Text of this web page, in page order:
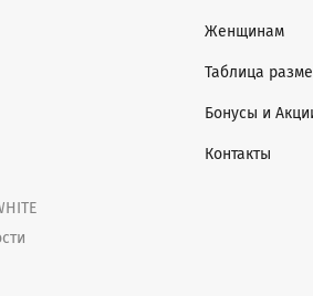
Женщинам
Таблица
Бонусы и
Контакты